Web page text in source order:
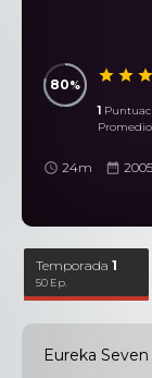
80
1
24m 2005
Temporada1
50 Ep.
Eureka